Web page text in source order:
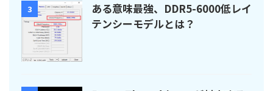
3
ある意味最強、DDR5-6000低レイ
テンシーモデルとは？